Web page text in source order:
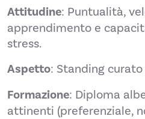
Attitudine: Puntualità,
apprendimento e
stress.
Aspetto: Standing
Formazione: Diploma
attinenti (preferenziale,